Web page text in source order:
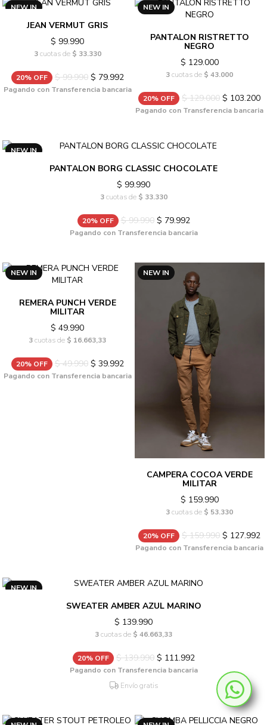
NEW IN
JEAN VERMUT GRIS
$ 99.990
3cuotas de $ 33.330
20% OFF $ 99.990$ 79.992
Pagando con Transferencia bancaria
NEW IN
PANTALON RISTRETTO
NEGRO
$ 129.000
3cuotas de $ 43.000
20% OFF $ 129.000 $ 103.200
Pagando con Transferencia bancaria
NEW IN
PANTALON BORG CLASSIC CHOCOLATE
$ 99.990
3cuotas de $ 33.330
20% OFF $ 99.990$ 79.992
Pagando con Transferencia bancaria
NEW IN
REMERA PUNCH VERDE
MILITAR
$ 49.990
3cuotas de $ 16.663,33
20% OFF $ 49.990$ 39.992
Pagando con Transferencia bancaria
NEW IN
CAMPERA COCOA VERDE
MILITAR
$ 159.990
3cuotas de $ 53.330
20% OFF $ 159.990 $ 127.992
Pagando con Transferencia bancaria
NEW IN
SWEATER AMBER AZUL MARINO
$ 139.990
3cuotas de $ 46.663,33
20% OFF $ 139.990$ 111.992
Pagando con Transferencia bancaria
Envío gratis